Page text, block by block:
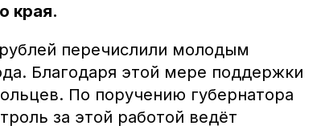
края.
перечислили молодым
Благодаря этой мере поддержки
По поручению губернатора
за этой работой ведёт